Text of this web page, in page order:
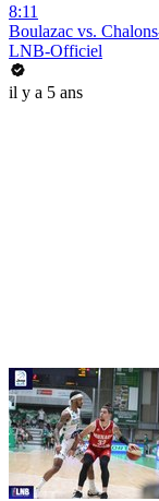
8:11
Boulazac vs.
LNB-Officiel
il y a 5 ans